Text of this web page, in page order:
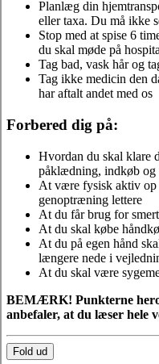
Planlæg din
eller taxa. Du må ikke
Stop med at spise 6
du skal møde på
Tag bad, vask hår og
Tag ikke medicin den
har aftalt andet med os
Forbered dig på:
Hvordan du skal klare
påklædning, indkøb og
At være fysisk aktiv op
genoptræning lettere
At du får brug for
At du skal købe
At du på egen hånd
længere nede i
At du skal være
BEMÆRK! Punkterne
anbefaler, at du læser hele
Fold ud